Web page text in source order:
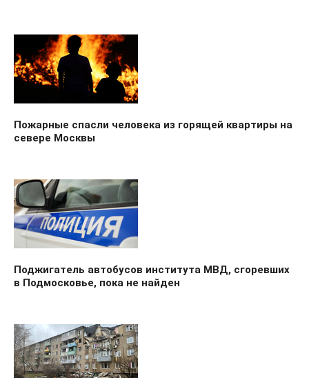
Пожарные спасли человека из горящей квартиры на
севере Москвы
Поджигатель автобусов института МВД, сгоревших
в Подмосковье, пока не найден